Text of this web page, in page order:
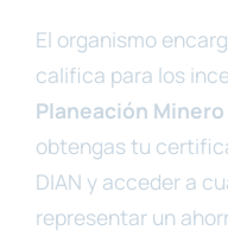
El organismo
califica para los
Planeación
obtengas tu
DIAN y acceder a
representar un